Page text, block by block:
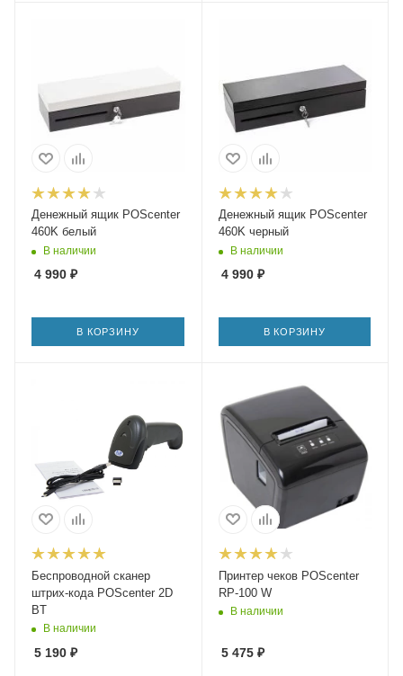
Денежный ящик POScenter
460K белый
В наличии
4 990 ₽
В КОРЗИНУ
Денежный ящик POScenter
460K черный
В наличии
4 990₽
В КОРЗИНУ
Беспроводной сканер
штрих-кода POScenter 2D
BT
В наличии
5 190 ₽
Принтер чеков POScenter
RP-100 W
В наличии
5 475₽